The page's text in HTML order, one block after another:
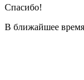
Спасибо!
В ближайшее